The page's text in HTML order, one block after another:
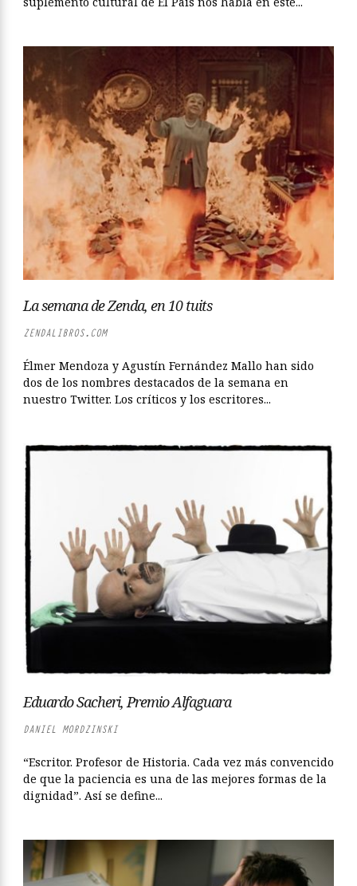
La semana de Zenda, en 10 tuits
ZENDALIBROS.COM
Élmer Mendoza y Agustín Fernández Mallo han sido
dos de los nombres destacados de la semana en
nuestro Twitter. Los críticos y los escritores...
Eduardo Sacheri, Premio Alfaguara
DANIEL MORDZINSKI
“Escritor. Profesor de Historia. Cada vez más convencido
de que la paciencia es una de las mejores formas de la
dignidad”. Así se define...